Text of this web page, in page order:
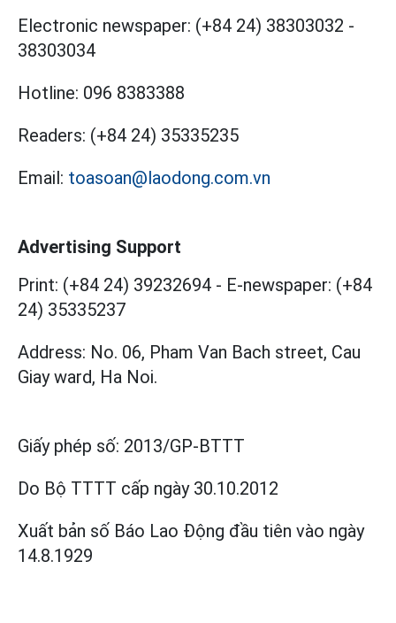
Electronic newspaper: (+84 24) 38303032 -
38303034
Hotline: 096 8383388
Readers: (+84 24) 35335235
Email: toasoan@laodong.com.vn
Advertising Support
Print: (+84 24) 39232694 - E-newspaper: (+84
24) 35335237
Address: No. 06, Pham Van Bach street, Cau
Giay ward, Ha Noi.
Giấy phép số: 2013/GP-BTTT
Do Bộ TTTT cấp ngày 30.10.2012
Xuất bản số Báo Lao Động đầu tiên vào ngày
14.8.1929